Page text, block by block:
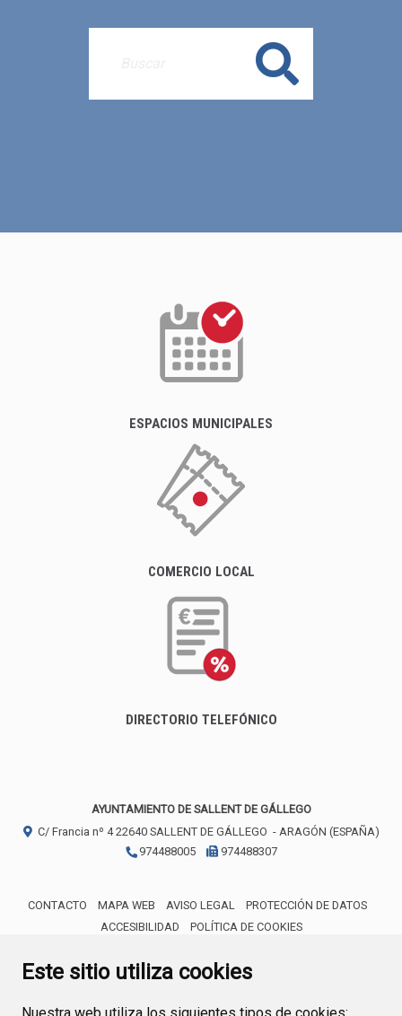
Este sitio utiliza cookies
Buscar
ESPACIOS MUNICIPALES
COMERCIO LOCAL
DIRECTORIO TELEFÓNICO
AYUNTAMIENTO DE SALLENT DE GÁLLEGO
C/ Francia nº 422640 SALLENT DE GÁLLEGO - ARAGÓN (ESPAÑA)
974488005
974488307
CONTACTO MAPA WEB AVISO LEGAL
PROTECCIÓN DE DATOS
ACCESIBILIDAD
POLÍTICA DE COOKIES